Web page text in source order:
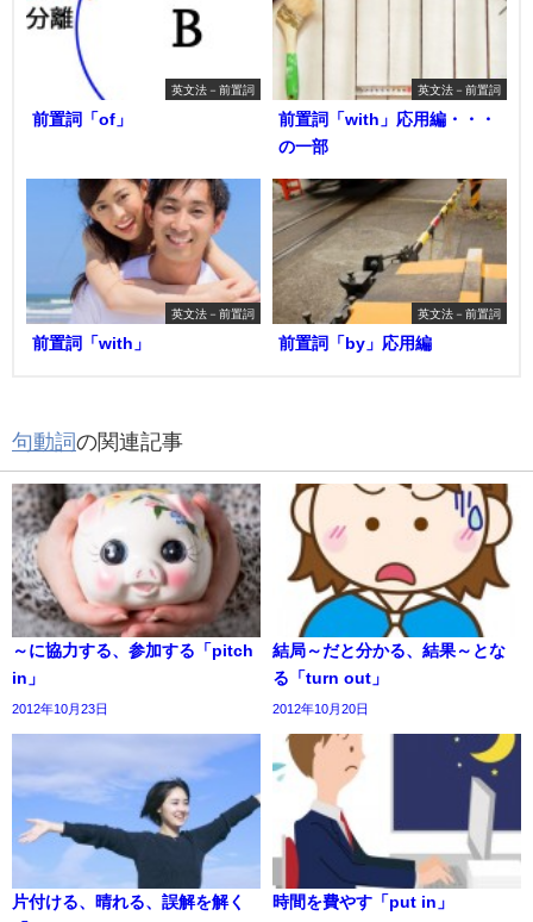
英文法－前置詞
前置詞「of」
英文法－前置詞
前置詞「with」応用編・・・
の一部
英文法－前置詞
前置詞「with」
英文法－前置詞
前置詞「by」応用編
句動詞の関連記事
～に協力する、参加する「pitch
in」
2012年10月23日
結局～だと分かる、結果～とな
る「turn out」
2012年10月20日
片付ける、晴れる、誤解を解く
時間を費やす「put in」